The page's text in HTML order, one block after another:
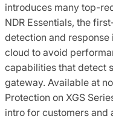
introduces many top-
NDR Essentials, the
detection and
cloud to avoid
capabilities that detect
gateway. Available at
Protection on XGS
intro for customers